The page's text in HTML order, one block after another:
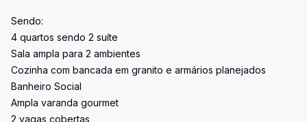
Sendo:
4 quartos sendo 2 suíte
Sala ampla para 2 ambientes
Cozinha com bancada em granito e armários planejados
Banheiro Social
Ampla varanda gourmet
2 vagas cobertas